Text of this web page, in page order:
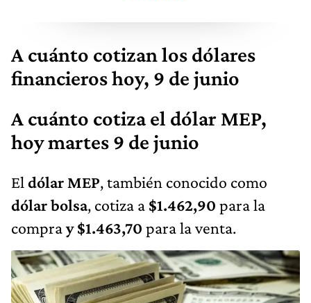
A cuánto cotizan los dólares
financieros hoy, 9 de junio
A cuánto cotiza el dólar MEP,
hoy martes 9 de junio
El dólar MEP, también conocido como
dólar bolsa, cotiza a $1.462,90 para la
compray $1.463,70 para la venta.